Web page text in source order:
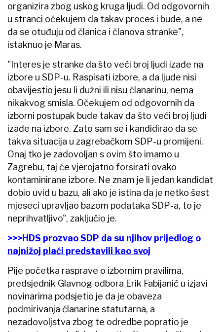
organizira zbog uskog kruga ljudi. Od odgovornih
u stranci očekujem da takav proces i bude, a ne
da se otuđuju od članica i članova stranke",
istaknuo je Maras.
"Interes je stranke da što veći broj ljudi izađe na
izbore u SDP-u. Raspisati izbore, a da ljude nisi
obavijestio jesu li dužni ili nisu članarinu, nema
nikakvog smisla. Očekujem od odgovornih da
izborni postupak bude takav da što veći broj ljudi
izađe na izbore. Zato sam se i kandidirao da se
takva situacija u zagrebačkom SDP-u promijeni.
Onaj tko je zadovoljan s ovim što imamo u
Zagrebu, taj će vjerojatno forsirati ovako
kontaminirane izbore. Ne znam je li jedan kandidat
dobio uvid u bazu, ali ako je istina da je netko šest
mjeseci upravljao bazom podataka SDP-a, to je
neprihvatljivo", zaključio je.
>>>HDS prozvao SDP da su njihov prijedlog o
najnižoj plaći predstavili kao svoj
Pije početka rasprave o izbornim pravilima,
predsjednik Glavnog odbora Erik Fabijanić u izjavi
novinarima podsjetio je da je obaveza
podmirivanja članarine statutarna, a
nezadovoljstva zbog te odredbe popratio je